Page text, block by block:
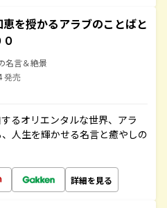
を授かるアラブのことばと
名言＆絶景
発売
るオリエンタルな世界、アラ
人生を輝かせる名言と癒やしの
詳細を見る